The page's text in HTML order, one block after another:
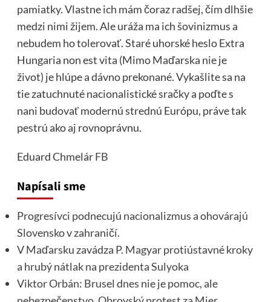
pamiatky. Vlastne ich mám čoraz radšej, čím dlhšie
medzi nimi žijem. Ale uráža ma ich šovinizmus a
nebudem ho tolerovať. Staré uhorské heslo Extra
Hungaria non est vita (Mimo Maďarska nie je
život) je hlúpe a dávno prekonané. Vykašlite sa na
tie zatuchnuté nacionalistické sračky a poďte s
nani budovať modernú strednú Európu, práve tak
pestrú ako aj rovnoprávnu.
Eduard ChmelárFB
Napísali sme
Progresívci podnecujú nacionalizmus a ohovárajú
Slovensko v zahraničí.
V Maďarsku zavádza P. Magyar protiústavné kroky
a hrubý nátlak na prezidenta Sulyoka
Viktor Orbán: Brusel dnes nie je pomoc, ale